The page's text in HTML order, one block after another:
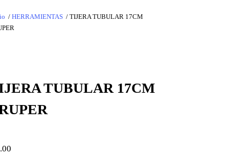
/ HERRAMIENTAS / TIJERA TUBULAR 17CM
TUBULAR 17CM